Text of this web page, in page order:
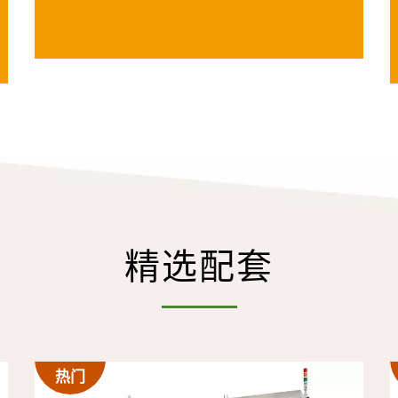
精选配套
热门